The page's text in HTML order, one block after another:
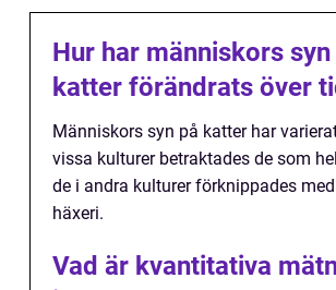
Hur har människors syn
katter förändrats över
Människors syn på katter har
vissa kulturer betraktades de som
de i andra kulturer förknippades
häxeri.
Vad är kvantitativa